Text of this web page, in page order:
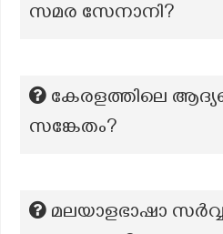
സമര സേനാനി?
കേരളത്തിലെ
സങ്കേതം?
മലയാളഭാഷാ